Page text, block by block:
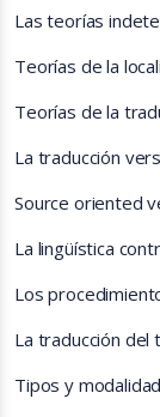
Las teorías
Teorías de la
Teorías de la
La traducción
Source oriented
La lingüística
Los
La traducción del
Tipos y